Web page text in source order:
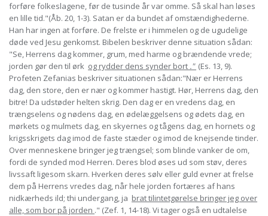
forføre folkeslagene, før de tusinde år var omme. Så skal han løses
en lille tid."(Åb. 20, 1-3). Satan er da bundet af omstændighederne.
Han har ingen at forføre. De frelste er i himmelen og de ugudelige
døde ved Jesu genkomst. Bibelen beskriver denne situation sådan:
"Se, Herrens dag kommer, grum, med harme og brændende vrede;
jorden gør den til ørk og rydder dens synder bort ." (Es. 13, 9).
Profeten Zefanias beskriver situationen sådan:"Nær er Herrens
dag, den store, den er nær og kommer hastigt. Hør, Herrens dag, den
bitre! Da udstøder helten skrig. Den dag er en vredens dag, en
trængselens og nødens dag, en ødelæggelsens og ødets dag, en
mørkets og mulmets dag, en skyernes og tågens dag, en hornets og
krigsskrigets dag imod de faste stæder og imod de knejsende tinder.
Over menneskene bringer jeg trængsel; som blinde vanker de om,
fordi de synded mod Herren. Deres blod øses ud som støv, deres
livssaft ligesom skarn. Hverken deres sølv eller guld evner at frelse
dem på Herrens vredes dag, når hele jorden fortæres af hans
nidkærheds ild; thi undergang, ja brat tilintetgørelse bringer jeg over
alle, som bor på jorden ." (Zef. 1, 14-18). Vi tager også en udtalelse